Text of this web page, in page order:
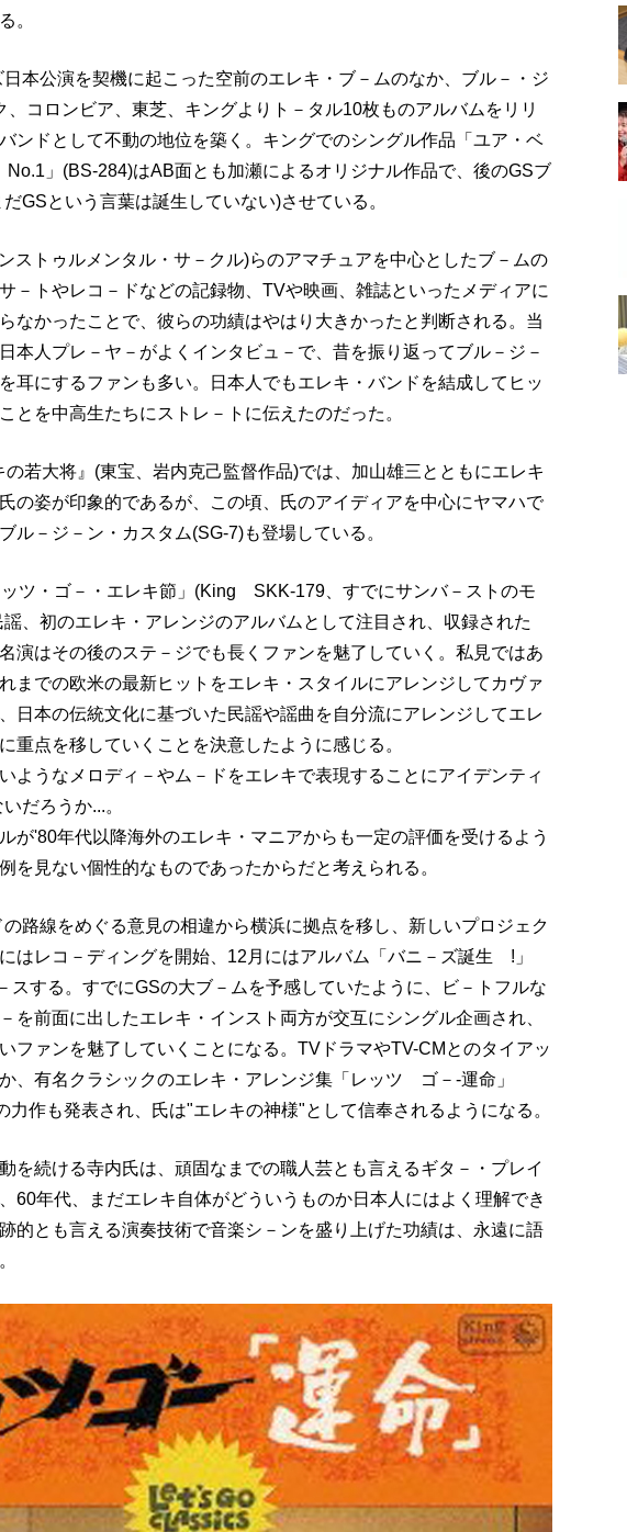
。
本公演を契機に起こった空前のエレキ・ブ－ムのなか、ブル－・ジ
、コロンビア、東芝、キングよりト－タル10枚ものアルバムをリリ
ンドとして不動の地位を築く。キングでのシングル作品「ユア・ベ
」(BS-284)はAB面とも加瀬によるオリジナル作品で、後のGSブ
GSという言葉は誕生していない)させている。
ストゥルメンタル・サ－クル)らのアマチュアを中心としたブ－ムの
－トやレコ－ドなどの記録物、TVや映画、雑誌といったメディアに
なかったことで、彼らの功績はやはり大きかったと判断される。当
本人プレ－ヤ－がよくインタビュ－で、昔を振り返ってブル－ジ－
耳にするファンも多い。日本人でもエレキ・バンドを結成してヒッ
とを中高生たちにストレ－トに伝えたのだった。
若大将』(東宝、岩内克己監督作品)では、加山雄三とともにエレキ
の姿が印象的であるが、この頃、氏のアイディアを中心にヤマハで
ル－ジ－ン・カスタム(SG-7)も登場している。
ツ・ゴ－・エレキ節」(King SKK-179、すでにサンバ－ストのモ
、初のエレキ・アレンジのアルバムとして注目され、収録された
演はその後のステ－ジでも長くファンを魅了していく。私見ではあ
までの欧米の最新ヒットをエレキ・スタイルにアレンジしてカヴァ
日本の伝統文化に基づいた民謡や謡曲を自分流にアレンジしてエレ
重点を移していくことを決意したように感じる。
ようなメロディ－やム－ドをエレキで表現することにアイデンティ
だろうか...。
が'80年代以降海外のエレキ・マニアからも一定の評価を受けるよう
を見ない個性的なものであったからだと考えられる。
路線をめぐる意見の相違から横浜に拠点を移し、新しいプロジェク
はレコ－ディングを開始、12月にはアルバム「バニ－ズ誕生 !」
する。すでにGSの大ブ－ムを予感していたように、ビ－トフルな
を前面に出したエレキ・インスト両方が交互にシングル企画され、
ファンを魅了していくことになる。TVドラマやTV-CMとのタイアッ
、有名クラシックのエレキ・アレンジ集「レッツ ゴ－-運命」
力作も発表され、氏は"エレキの神様"として信奉されるようになる。
を続ける寺内氏は、頑固なまでの職人芸とも言えるギタ－・プレイ
60年代、まだエレキ自体がどういうものか日本人にはよく理解でき
的とも言える演奏技術で音楽シ－ンを盛り上げた功績は、永遠に語